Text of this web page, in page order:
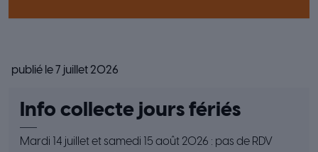
publié le 7 juillet 2026
Info collecte jours fériés
Mardi 14 juillet et samedi 15 août 2026 : pas de RDV